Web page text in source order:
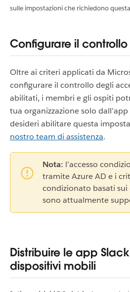
sulle impostazioni che richiedono
Configurare il
Oltre ai criteri applicati da
configurare il controllo degli
abilitati, i membri e gli ospiti
tua organizzazione solo
desideri abilitare questa
nostro team di assistenza.
Nota: l’accesso
tramite Azure AD e i
condizionato basati
sono attualmente
Distribuire le app
dispositivi mobili